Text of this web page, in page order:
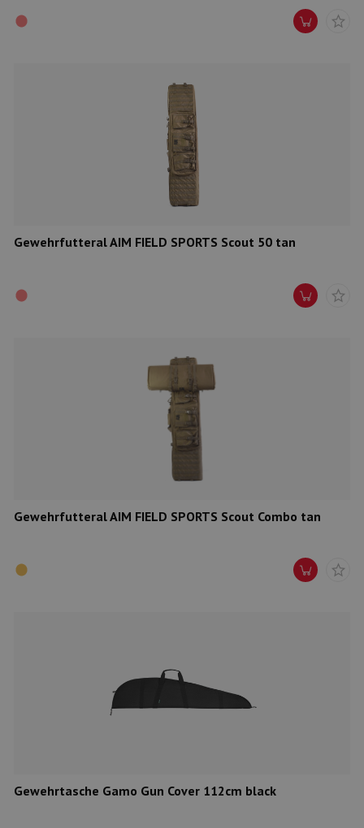
Gewehrfutteral AIM FIELD SPORTS Scout 50 tan
Gewehrfutteral AIM FIELD SPORTS Scout Combo tan
Gewehrtasche Gamo Gun Cover 112cm black